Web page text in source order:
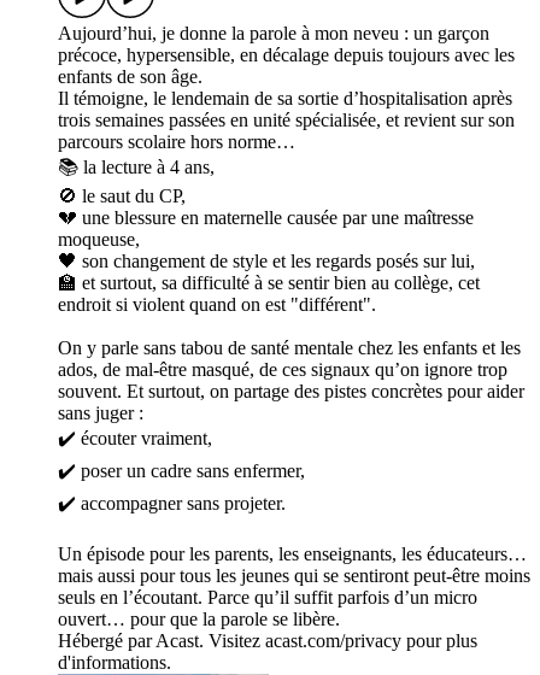
Aujourd’hui, je donne la parole à mon neveu : un garçon
précoce, hypersensible, en décalage depuis toujours avec les
enfants de son âge.
Il témoigne, le lendemain de sa sortie d’hospitalisation après
trois semaines passées en unité spécialisée, et revient sur son
parcours scolaire hors norme…
📚 la lecture à 4 ans,
🚫 le saut du CP,
💔 une blessure en maternelle causée par une maîtresse
moqueuse,
🖤 son changement de style et les regards posés sur lui,
🏫 et surtout, sa difficulté à se sentir bien au collège, cet
endroit si violent quand on est "différent".
On y parle sans tabou de santé mentale chez les enfants et les
ados, de mal-être masqué, de ces signaux qu’on ignore trop
souvent. Et surtout, on partage des pistes concrètes pour aider
sans juger :
✔️ écouter vraiment,
✔️ poser un cadre sans enfermer,
✔️ accompagner sans projeter.
Un épisode pour les parents, les enseignants, les éducateurs…
mais aussi pour tous les jeunes qui se sentiront peut-être moins
seuls en l’écoutant. Parce qu’il suffit parfois d’un micro
ouvert… pour que la parole se libère.
Hébergé par Acast. Visitez acast.com/privacy pour plus
d'informations.